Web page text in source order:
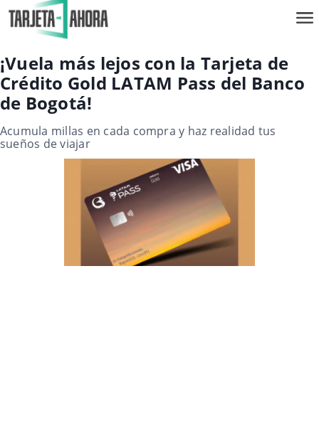
¡Vuela más lejos con la Tarjeta de
Crédito Gold LATAM Pass del Banco
de Bogotá!
Acumula millas en cada compra y haz realidad tus
sueños de viajar